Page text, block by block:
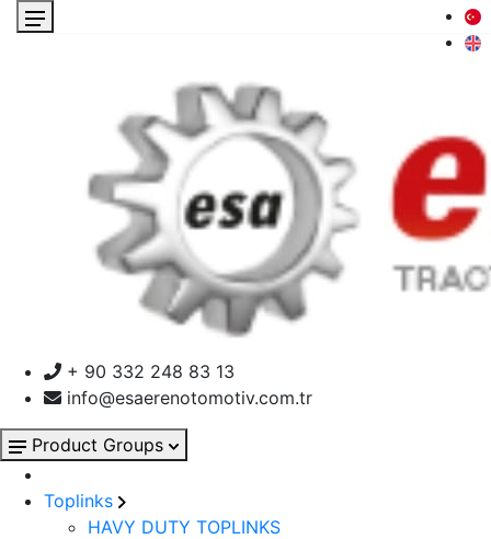
+ 90 332 248 83 13
info@esaerenotomotiv.com.tr
Product Groups
Toplinks
HAVY DUTY TOPLINKS